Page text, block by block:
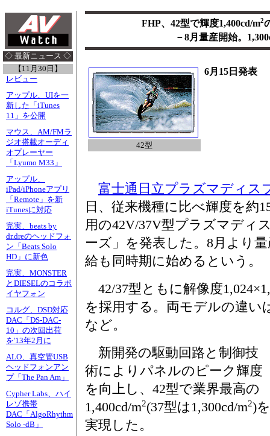
◇ 最新ニュース ◇
【11月30日】
レビュー
アップル、UIを一
新した「iTunes
11」を公開
マウス、AM/FMラ
ジオ搭載オーディ
オプレーヤー
「Lyumo M33」
アップル、
iPad/iPhoneアプリ
「Remote」を新
iTunesに対応
完実、beats by
dr.dreのヘッドフォ
ン「Beats Solo
HD」に新色
完実、MONSTER
とDIESELのコラボ
イヤフォン
コルグ、DSD対応
DAC「DS-DAC-
10」の次回出荷
を'13年2月に
ALO、真空管USB
ヘッドフォンアン
プ「The Pan Am」
Cypher Labs、ハイ
レゾ携帯
DAC「AlgoRhythm
Solo -dB」
FHP、42型で輝度1,400cd/m2
－8月量産開始。
42型
6月15日発表
富士通日立プラズマディス
日、従来機種に比べ輝度を約
用の42V/37V型プラズマディ
ーズ」を発表した。8月より
給も同時期に始めるという。
42/37型ともに解像度
を採用する。両モデルの違い
など。
新開発の駆動回路と制御技
術によりパネルのピーク輝度
を向上し、42型で業界最高の
1,400cd/m2(37型は1,300cd/m2)を
実現した。